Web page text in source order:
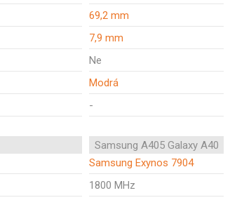
69,2 mm
7,9 mm
Ne
Modrá
-
Samsung A405 Galaxy A40
Samsung Exynos 7904
1800 MHz